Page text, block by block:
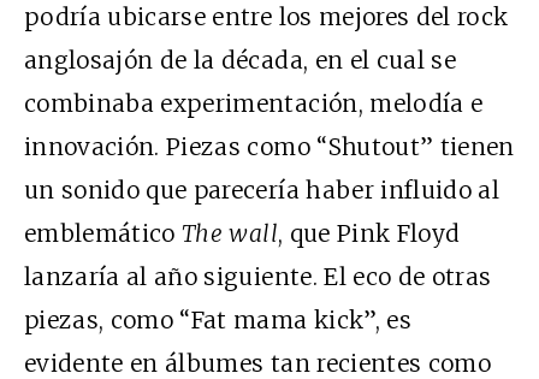
podría ubicarse entre los mejores del rock
anglosajón de la década, en el cual se
combinaba experimentación, melodía e
innovación. Piezas como “Shutout” tienen
un sonido que parecería haber influido al
emblemáticoThe wall, que Pink Floyd
lanzaría al año siguiente. El eco de otras
piezas, como “Fat mama kick”, es
evidente en álbumes tan recientes como